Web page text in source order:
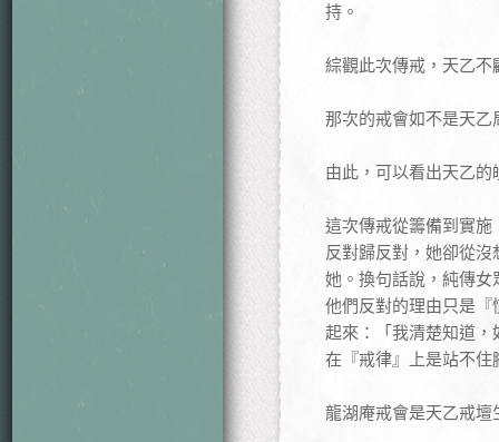
持。
綜觀此次傳戒，天乙
那次的戒會如不是天
由此，可以看出天乙
這次傳戒從籌備到實
反對歸反對，她卻從
她。換句話說，純傳
他們反對的理由只是
起來：「我清楚知道
在『戒律』上是站不
龍湖庵戒會是天乙戒